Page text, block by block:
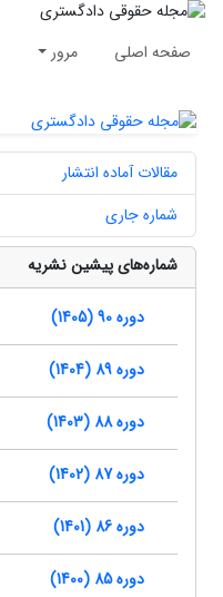
صفحه اصلی مرور
مقالات آماده انتشار
شماره جاری
شماره‌های پیشین نشریه
دوره 90 (1405)
دوره 89 (1404)
دوره 88 (1403)
دوره 87 (1402)
دوره 86 (1401)
دوره 85 (1400)